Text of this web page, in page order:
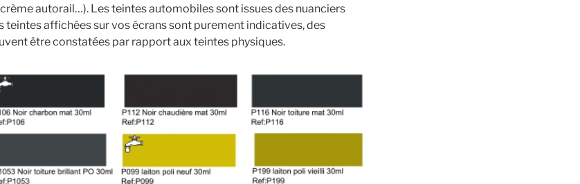
autorail…). Les teintes automobiles sont issues des nuanciers
teintes affichées sur vos écrans sont purement indicatives, des
être constatées par rapport aux teintes physiques.